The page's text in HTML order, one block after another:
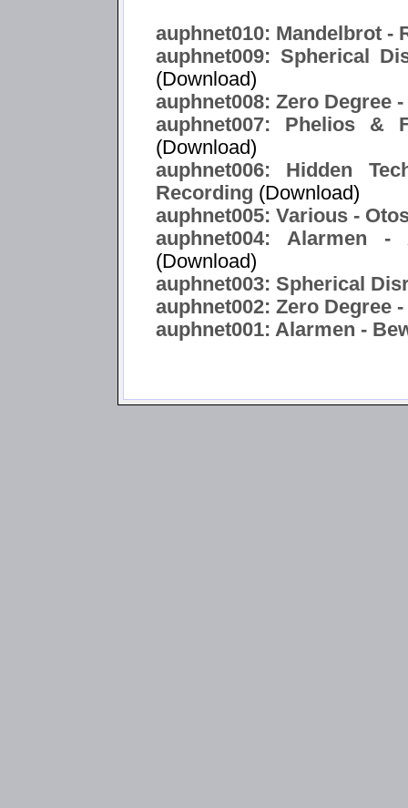
auphnet010: Mandelbrot -
auphnet009: Spherical
(Download)
auphnet008: Zero Degree
auphnet007: Phelios &
(Download)
auphnet006: Hidden
Recording (Download)
auphnet005: Various -
auphnet004:
(Download)
auphnet003: Spherical
auphnet002: Zero Degree
auphnet001: Alarmen -